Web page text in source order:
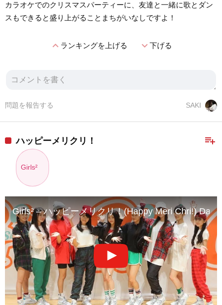
カラオケでのクリスマスパーティーに、友達と一緒に歌とダン
スもできると盛り上がることまちがいなしですよ！
expand_lessランキングを上げる expand_more下げる
SAKI
問題を報告する
playlist_add
ハッピーメリクリ！
Girls²
Girls² – ハッピーメリクリ！(Happy Meri Chri!)